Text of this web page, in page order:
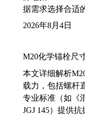
据需求选择合适
2026年8月4日
M20化学锚栓尺
本文详细解析
载力，包括螺杆
专业标准（如《
JGJ 145）提供